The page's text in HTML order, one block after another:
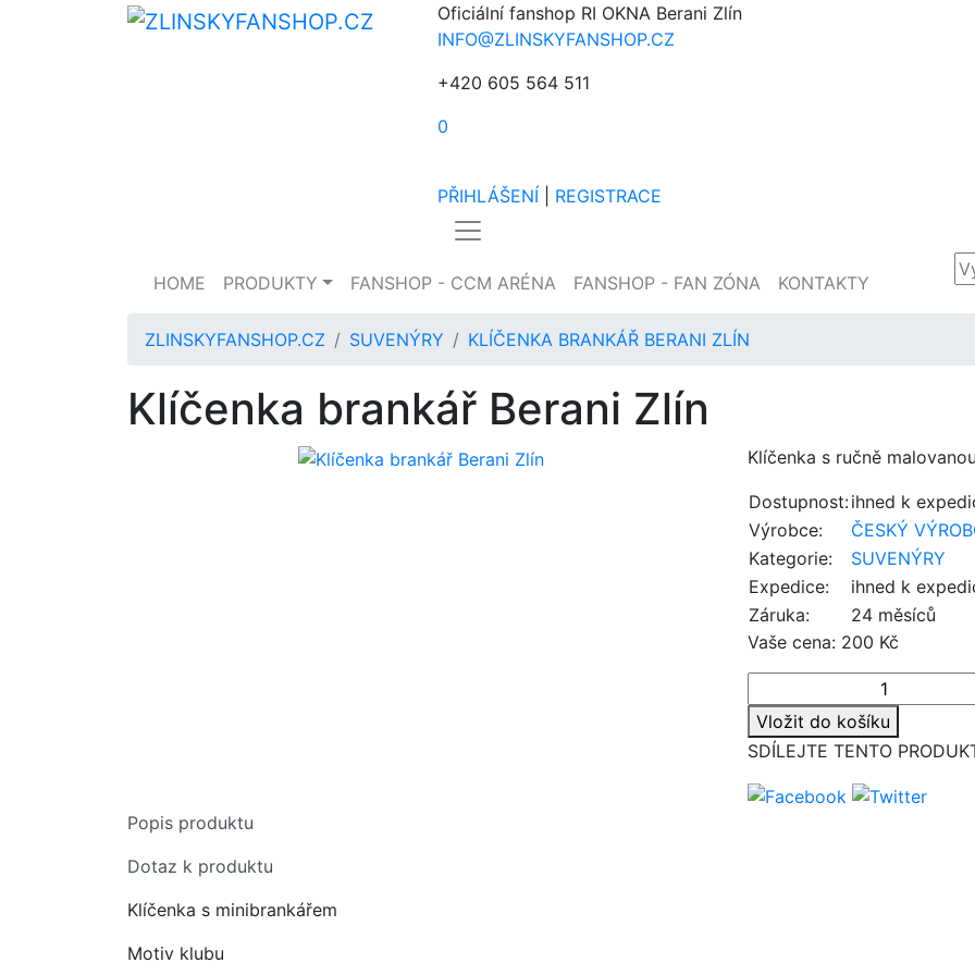
Oficiální fanshop RI OKNA Berani Zlín
INFO@ZLINSKYFANSHOP.CZ
+420 605 564 511
0
PŘIHLÁŠENÍ
REGISTRACE
HOME PRODUKTY FANSHOP - CCM ARÉNA FANSHOP - FAN ZÓNA KONTAKTY
ZLINSKYFANSHOP.CZ SUVENÝRY KLÍČENKA BRANKÁŘ BERANI ZLÍN
Klíčenka brankář Berani Zlín
Klíčenka s ručně
Dostupnost:ihned k
Výrobce:
ČESKÝ
Kategorie:
SUVENÝRY
Expedice:
ihned k
Záruka:
24 měsíců
Vaše cena: 200 Kč
Vložit do košíku
SDÍLEJTE TENTO
Popis produktu
Dotaz k produktu
Klíčenka s minibrankářem
Motiv klubu